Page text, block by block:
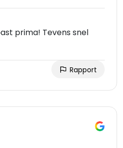
prima! Tevens snel
Rapport